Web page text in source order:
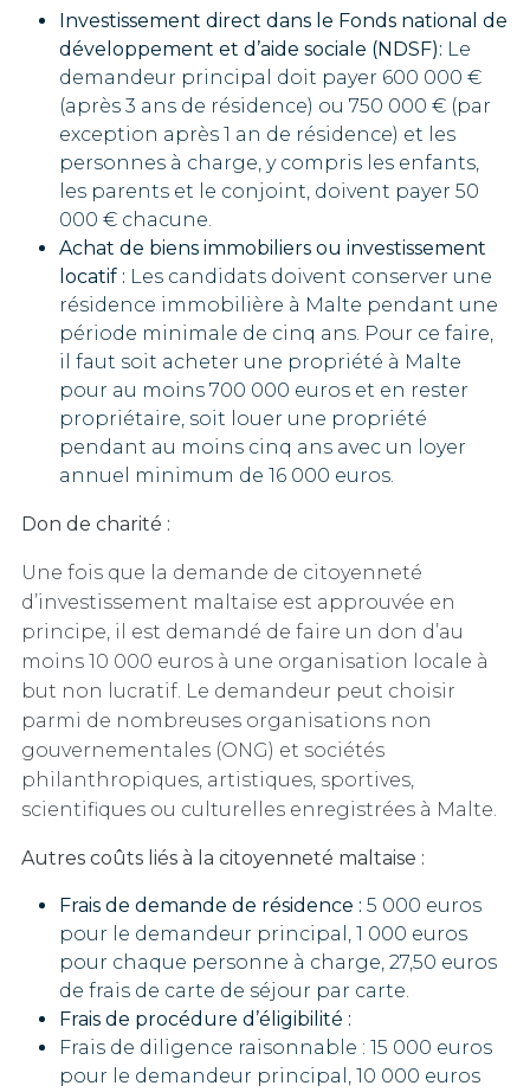
Investissement direct dans le Fonds national de
développement et d’aide sociale (NDSF): Le
demandeur principal doit payer 600 000 €
(après 3 ans de résidence) ou 750 000 € (par
exception après 1 an de résidence) et les
personnes à charge, y compris les enfants,
les parents et le conjoint, doivent payer 50
000 € chacune.
Achat de biens immobiliers ou investissement
locatif : Les candidats doivent conserver une
résidence immobilière à Malte pendant une
période minimale de cinq ans. Pour ce faire,
il faut soit acheter une propriété à Malte
pour au moins 700 000 euros et en rester
propriétaire, soit louer une propriété
pendant au moins cinq ans avec un loyer
annuel minimum de 16 000 euros.
Don de charité :
Une fois que la demande de citoyenneté
d’investissement maltaise est approuvée en
principe, il est demandé de faire un don d’au
moins 10 000 euros à une organisation locale à
but non lucratif. Le demandeur peut choisir
parmi de nombreuses organisations non
gouvernementales (ONG) et sociétés
philanthropiques, artistiques, sportives,
scientifiques ou culturelles enregistrées à Malte.
Autres coûts liés à la citoyenneté maltaise :
Frais de demande de résidence : 5 000 euros
pour le demandeur principal, 1 000 euros
pour chaque personne à charge, 27,50 euros
de frais de carte de séjour par carte.
Frais de procédure d’éligibilité :
Frais de diligence raisonnable : 15 000 euros
pour le demandeur principal, 10 000 euros